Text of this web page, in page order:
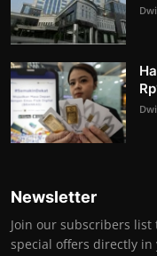
Newsletter
Join our subscribers
special offers directly in